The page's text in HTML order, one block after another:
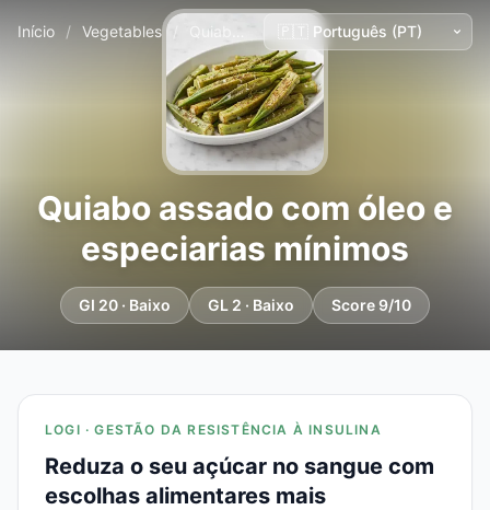
Início / Vegetables / Quiabo assado com óleo e especiarias mínimos
Quiabo assado com óleo e
especiarias mínimos
GI 20 · Baixo GL 2 · Baixo Score 9/10
LOGI · GESTÃO DA RESISTÊNCIA À INSULINA
Reduza o seu açúcar no sangue com
escolhas alimentares mais